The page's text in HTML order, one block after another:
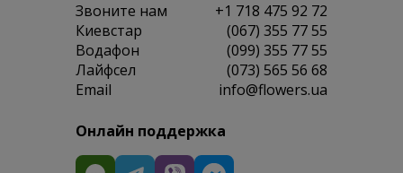
Звоните нам
+1 718 475 92 72
Киевстар
(067) 355 77 55
Водафон
(099) 355 77 55
Лайфсел
(073) 565 56 68
Email
info@flowers.ua
Онлайн поддержка